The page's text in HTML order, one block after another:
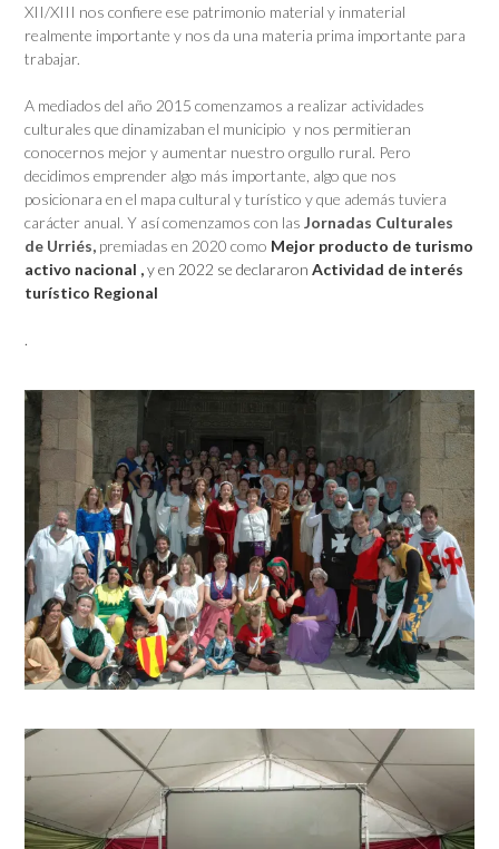
XII/XIII nos confiere ese patrimonio material y inmaterial
realmente importante y nos da una materia prima importante para
trabajar.
A mediados del año 2015 comenzamos a realizar actividades
culturales que dinamizaban el municipio y nos permitieran
conocernos mejor y aumentar nuestro orgullo rural. Pero
decidimos emprender algo más importante, algo que nos
posicionara en el mapa cultural y turístico y que además tuviera
carácter anual. Y así comenzamos con las Jornadas Culturales
de Urriés, premiadas en 2020 como Mejor producto de turismo
activo nacional ,y en 2022 se declararon Actividad de interés
turístico Regional
.